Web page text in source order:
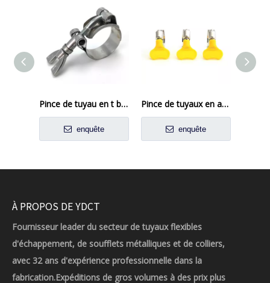
Pince de tuyau en t boulon en tool en acier inoxydable
enquête
Pince de tuyaux en acier inoxydable de style américain avec poignée en plastique
enquête
À PROPOS DE YDCT
Fournisseur leader du secteur de tuyaux flexibles
d'échappement, de soufflets métalliques et de colliers,
avec 32 ans d'expérience professionnelle dans la
fabrication.Expéditions de gros volumes à des prix plus